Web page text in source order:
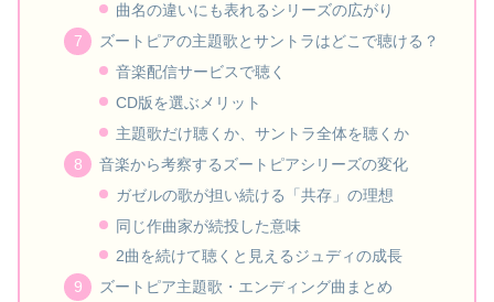
曲名の違いにも表れるシリーズの広がり
ズートピアの主題歌とサントラはどこで聴ける？
音楽配信サービスで聴く
CD版を選ぶメリット
主題歌だけ聴くか、サントラ全体を聴くか
音楽から考察するズートピアシリーズの変化
ガゼルの歌が担い続ける「共存」の理想
同じ作曲家が続投した意味
2曲を続けて聴くと見えるジュディの成長
ズートピア主題歌・エンディング曲まとめ